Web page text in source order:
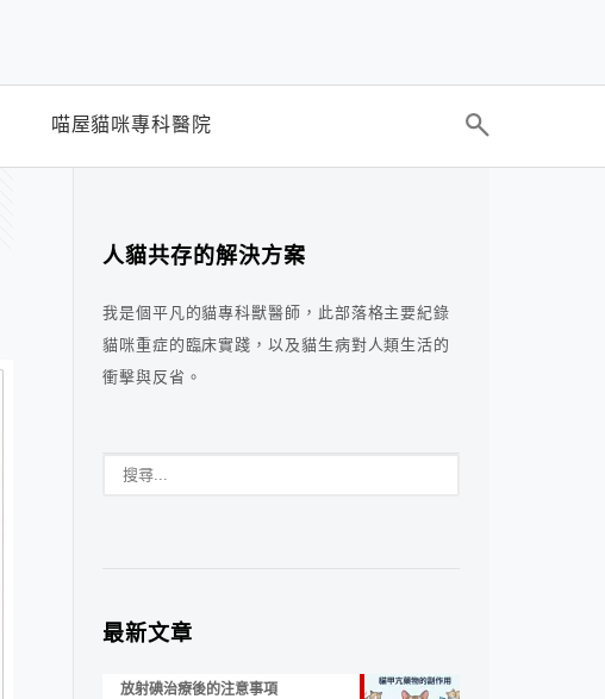
喵屋貓咪專科醫院
人貓共存的解決方案
我是個平凡的貓專科獸醫師，此部落格主要紀錄
貓咪重症的臨床實踐，以及貓生病對人類生活的
衝擊與反省。
最新文章
放射碘治療後的注意事項